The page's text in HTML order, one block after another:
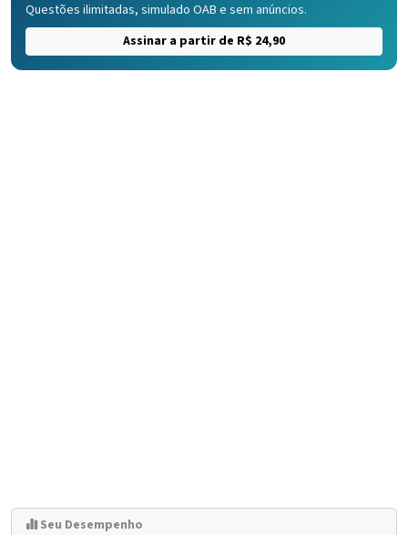
Questões ilimitadas, simulado OAB e sem anúncios.
Assinar a partir de R$ 24,90
Seu Desempenho